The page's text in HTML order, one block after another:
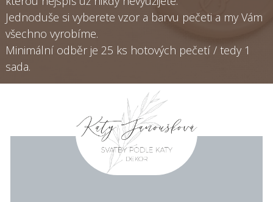
Jednoduše si vyberete vzor a barvu pečeti a my Vám
všechno vyrobíme.
Minimální odběr je 25 ks hotových pečetí / tedy 1
sada.